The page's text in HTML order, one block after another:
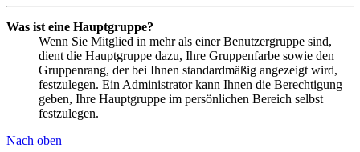
Was ist eine Hauptgruppe?
Wenn Sie Mitglied in mehr als einer Benutzergruppe sind,
dient die Hauptgruppe dazu, Ihre Gruppenfarbe sowie den
Gruppenrang, der bei Ihnen standardmäßig angezeigt wird,
festzulegen. Ein Administrator kann Ihnen die Berechtigung
geben, Ihre Hauptgruppe im persönlichen Bereich selbst
festzulegen.
Nach oben